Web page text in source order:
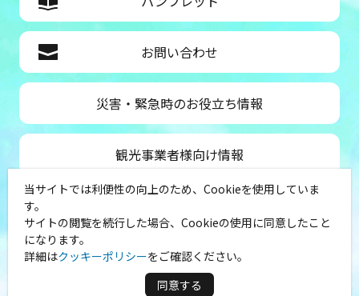
お問い合わせ
災害・緊急時のお役立ち情報
観光事業者様向け情報
公益社団法人神奈川県観光協会
〒231-8521
神奈川県横浜市中区山下町１
（シルクセンター内）
当サイトでは利便性の向上のため、Cookieを使用していま
す。
サイトの閲覧を続行した場合、Cookieの使用に同意したこと
になります。
詳細はクッキーポリシーをご確認ください。
同意する